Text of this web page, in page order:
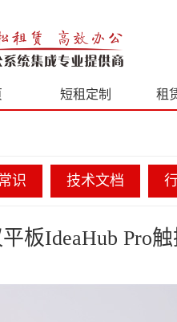
短租定制 租
识 技术文档
板IdeaHub Pro